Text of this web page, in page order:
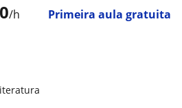
/h Primeira aula gratuita